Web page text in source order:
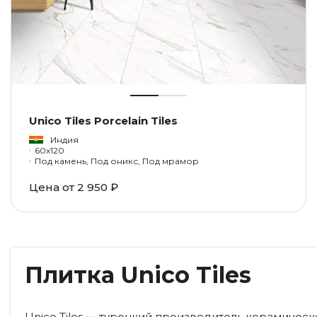
Unico Tiles Porcelain Tiles
Индия
60x120
Под камень, Под оникс, Под мрамор
Цена от 2 950 ₽
Плитка Unico Tiles